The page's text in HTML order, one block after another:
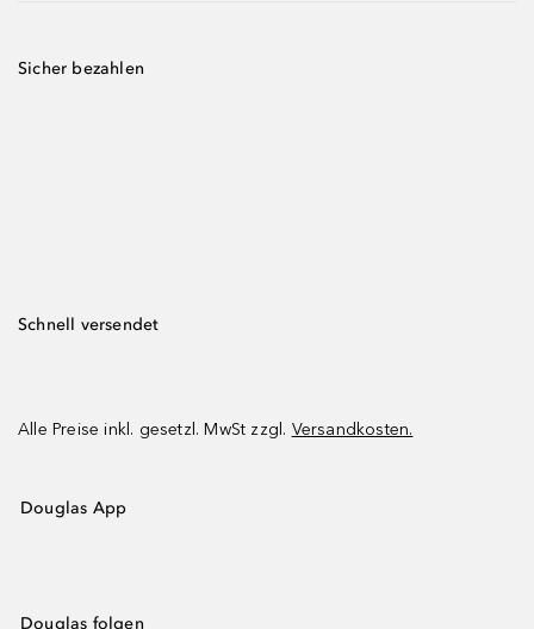
Sicher bezahlen
Schnell versendet
Alle Preise inkl. gesetzl. MwSt zzgl. Versandkosten.
Douglas App
Douglas folgen